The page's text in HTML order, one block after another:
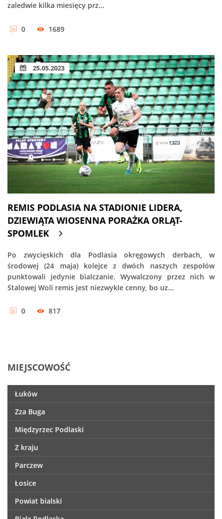
zaledwie kilka miesięcy prz...
0 1689
25.05.2023
REMIS PODLASIA NA STADIONIE LIDERA,
DZIEWIĄTA WIOSENNA PORAŻKA ORLĄT-
SPOMLEK
Po zwycięskich dla Podlasia okręgowych derbach, w
środowej (24 maja) kolejce z dwóch naszych zespołów
punktowali jedynie bialczanie. Wywalczony przez nich w
Stalowej Woli remis jest niezwykle cenny, bo uz...
0 817
MIEJSCOWOŚĆ
Łuków
Zza Buga
Międzyrzec Podlaski
Z kraju
Parczew
Łosice
Powiat bialski